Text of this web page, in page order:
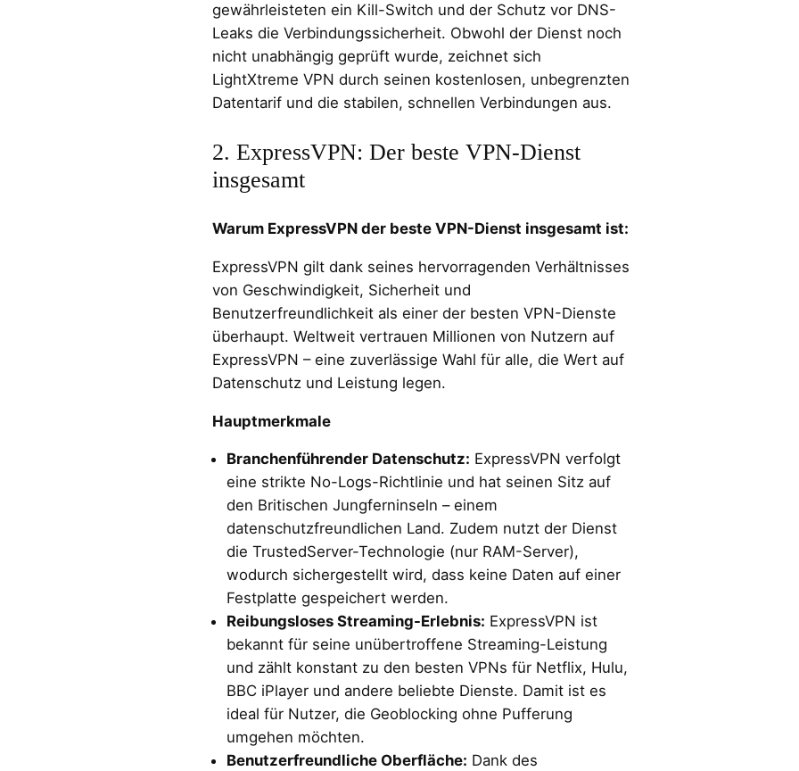
gewährleisteten ein Kill-Switch und der Schutz vor DNS-
Leaks die Verbindungssicherheit. Obwohl der Dienst noch
nicht unabhängig geprüft wurde, zeichnet sich
LightXtreme VPN durch seinen kostenlosen, unbegrenzten
Datentarif und die stabilen, schnellen Verbindungen aus.
2. ExpressVPN: Der beste VPN-Dienst
insgesamt
Warum ExpressVPN der beste VPN-Dienst insgesamt ist:
ExpressVPN gilt dank seines hervorragenden Verhältnisses
von Geschwindigkeit, Sicherheit und
Benutzerfreundlichkeit als einer der besten VPN-Dienste
überhaupt. Weltweit vertrauen Millionen von Nutzern auf
ExpressVPN – eine zuverlässige Wahl für alle, die Wert auf
Datenschutz und Leistung legen.
Hauptmerkmale
Branchenführender Datenschutz: ExpressVPN verfolgt
eine strikte No-Logs-Richtlinie und hat seinen Sitz auf
den Britischen Jungferninseln – einem
datenschutzfreundlichen Land. Zudem nutzt der Dienst
die TrustedServer-Technologie (nur RAM-Server),
wodurch sichergestellt wird, dass keine Daten auf einer
Festplatte gespeichert werden.
Reibungsloses Streaming-Erlebnis: ExpressVPN ist
bekannt für seine unübertroffene Streaming-Leistung
und zählt konstant zu den besten VPNs für Netflix, Hulu,
BBC iPlayer und andere beliebte Dienste. Damit ist es
ideal für Nutzer, die Geoblocking ohne Pufferung
umgehen möchten.
Benutzerfreundliche Oberfläche: Dank des